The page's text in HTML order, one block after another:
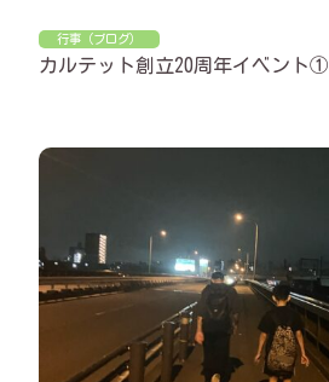
行事（ブログ）
カルテット創立20周年イベント①